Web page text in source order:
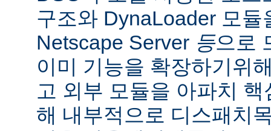
구조와 DynaLoader 모듈
Netscape Server 등으로
이미 기능을 확장하기위
고 외부 모듈을 아파치
해 내부적으로 디스패치